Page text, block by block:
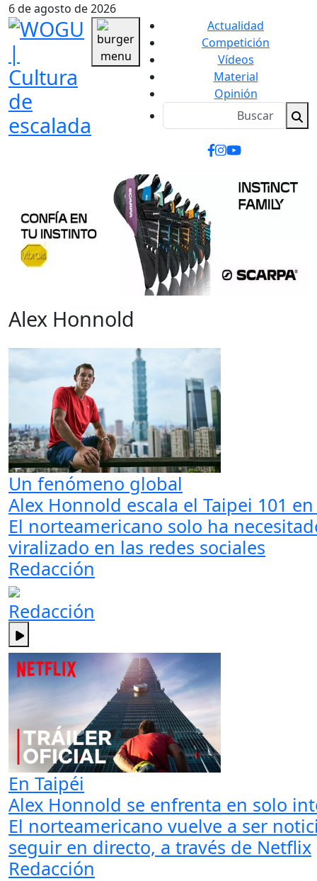
6 de agosto de 2026
Actualidad
Competición
Vídeos
Material
Opinión
Alex Honnold
Un fenómeno global
Alex Honnold escala el Taipei 101
El norteamericano solo ha
viralizado en las redes sociales
Redacción
Redacción
En Taipéi
Alex Honnold se enfrenta en solo
El norteamericano vuelve a ser
seguir en directo, a través de Netflix
Redacción